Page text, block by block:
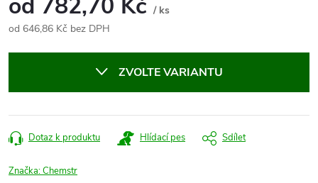
/ ks
od 646,86 Kč bez DPH
ZVOLTE VARIANTU
Dotaz k produktu Hlídací pes Sdílet
Značka:Chemstr